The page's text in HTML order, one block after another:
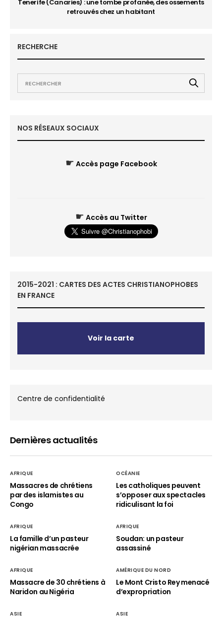
Tenerife (Canaries) : une tombe profanée, des ossements
retrouvés chez un habitant
RECHERCHE
NOS RÉSEAUX SOCIAUX
☛ Accès page Facebook
☛ Accès au Twitter
2015-2021 : CARTES DES ACTES CHRISTIANOPHOBES
EN FRANCE
Voir la carte
Centre de confidentialité
Dernières actualités
AFRIQUE
Massacres de chrétiens
par des islamistes au
Congo
OCÉANIE
Les catholiques peuvent
s’opposer aux spectacles
ridiculisant la foi
AFRIQUE
La famille d’un pasteur
nigérian massacrée
AFRIQUE
Soudan: un pasteur
assassiné
AFRIQUE
Massacre de 30 chrétiens à
Naridon au Nigéria
AMÉRIQUE DU NORD
Le Mont Cristo Rey menacé
d’expropriation
ASIE ASIE